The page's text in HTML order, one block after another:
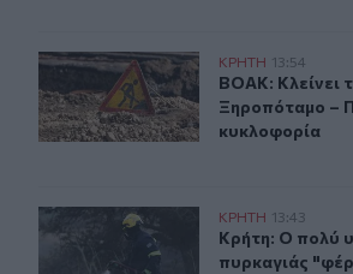
ΒΟΑΚ: Κλείνει την Τρίτη στον
ΚΡΗΤΗ 13:54
ΒΟΑΚ: Κλείνει
ΒΟΑΚ: Κλείνει
Ξηροπόταμο –
κυκλοφορία
Κρήτη: Ο πολύ υψηλός κίνδυνος
ΚΡΗΤΗ 13:43
Κρήτη: Ο πολύ
Κρήτη: Ο πολύ
πυρκαγιάς